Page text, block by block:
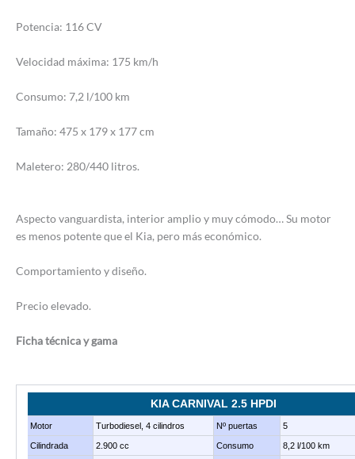
Potencia: 116 CV
Velocidad máxima: 175 km/h
Consumo: 7,2 l/100 km
Tamaño: 475 x 179 x 177 cm
Maletero: 280/440 litros.
Aspecto vanguardista, interior amplio y muy cómodo… Su motor
es menos potente que el Kia, pero más económico.
Comportamiento y diseño.
Precio elevado.
Ficha técnica y gama
KIA CARNIVAL 2.5 HPDI
Motor Turbodiesel, 4 cilindros Nº puertas 5
Cilindrada 2.900 cc Consumo 8,2 l/100 km